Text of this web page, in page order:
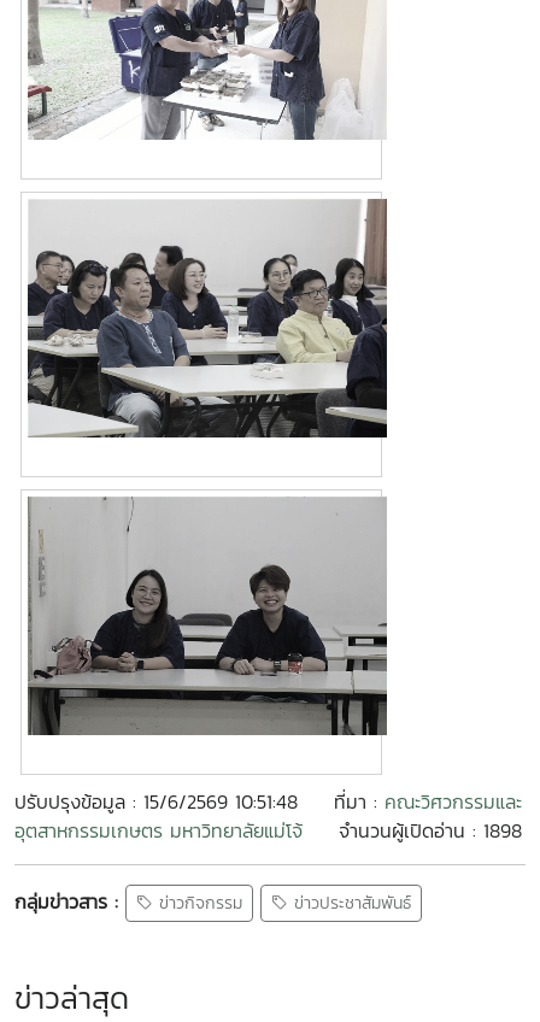
ปรับปรุงข้อมูล : 15/6/2569 10:51:48 ที่มา : คณะวิศวกรรมและ
อุตสาหกรรมเกษตร มหาวิทยาลัยแม่โจ้
จำนวนผู้เปิดอ่าน : 1898
กลุ่มข่าวสาร : ข่าวกิจกรรม ข่าวประชาสัมพันธ์
ข่าวล่าสุด